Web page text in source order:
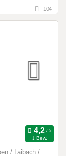
104
1 Bew.
/ Laibach /